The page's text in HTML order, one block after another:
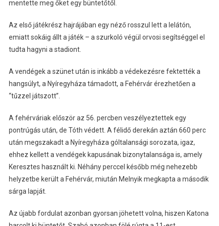
mentette meg őket egy büntetőtől.
Az első játékrész hajrájában egy néző rosszul lett a lelátón,
emiatt sokáig állt a játék – a szurkoló végül orvosi segítséggel el
tudta hagyni a stadiont.
A vendégek a szünet után is inkább a védekezésre fektették a
hangsúlyt, a Nyíregyháza támadott, a Fehérvár érezhetően a
“tűzzel játszott”.
A fehérváriak először az 56. percben veszélyeztettek egy
pontrúgás után, de Tóth védett. A félidő derekán aztán 660 perc
után megszakadt a Nyíregyháza góltalansági sorozata, igaz,
ehhez kellett a vendégek kapusának bizonytalansága is, amely
Keresztes használt ki. Néhány perccel később még nehezebb
helyzetbe került a Fehérvár, miután Melnyik megkapta a második
sárga lapját.
Az újabb fordulat azonban gyorsan jöhetett volna, hiszen Katona